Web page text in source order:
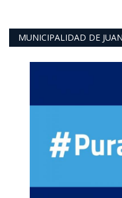
MUNICIPALIDAD DE